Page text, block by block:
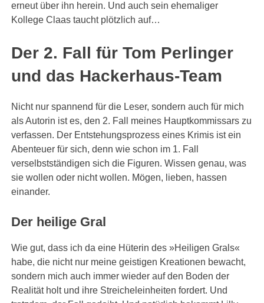
erneut über ihn herein. Und auch sein ehemaliger
Kollege Claas taucht plötzlich auf…
Der 2. Fall für Tom Perlinger
und das Hackerhaus-Team
Nicht nur spannend für die Leser, sondern auch für mich
als Autorin ist es, den 2. Fall meines Hauptkommissars zu
verfassen. Der Entstehungsprozess eines Krimis ist ein
Abenteuer für sich, denn wie schon im 1. Fall
verselbstständigen sich die Figuren. Wissen genau, was
sie wollen oder nicht wollen. Mögen, lieben, hassen
einander.
Der heilige Gral
Wie gut, dass ich da eine Hüterin des »Heiligen Grals«
habe, die nicht nur meine geistigen Kreationen bewacht,
sondern mich auch immer wieder auf den Boden der
Realität holt und ihre Streicheleinheiten fordert. Und